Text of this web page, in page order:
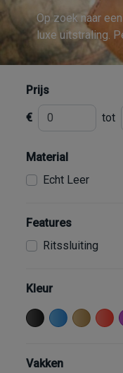
Op zoek naar
luxe uitstraling.
Prijs
€ tot
Material
Echt Leer
Features
Ritssluiting
Kleur
Vakken